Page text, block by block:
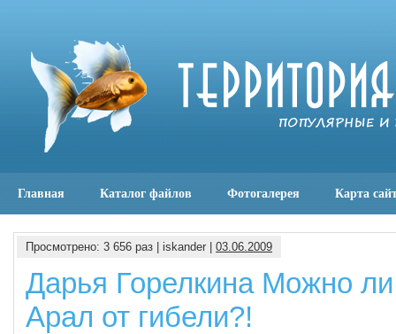
Главная Каталог файлов Фотогалерея Карта
Просмотрено: 3 656 раз | iskander | 03.06.2009
Дарья Горелкина Можно
Арал от гибели?!